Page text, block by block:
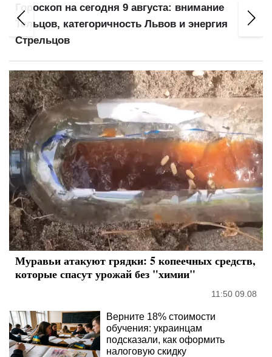
Гороскоп на сегодня 9 августа: внимание
Тельцов, категоричность Львов и энергия
Стрельцов
Муравьи атакуют грядки: 5 копеечных средств,
которые спасут урожай без "химии"
11:50 09.08
Верните 18% стоимости
обучения: украинцам
подсказали, как оформить
налоговую скидку